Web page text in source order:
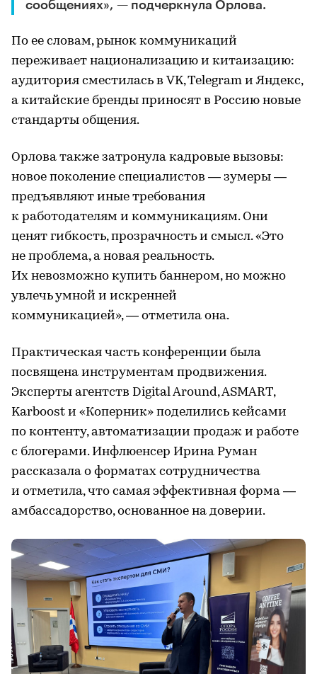
сообщениях», — подчеркнула Орлова.
По ее словам, рынок коммуникаций
переживает национализацию и китаизацию:
аудитория сместилась в VK, Telegram и Яндекс,
а китайские бренды приносят в Россию новые
стандарты общения.
Орлова также затронула кадровые вызовы:
новое поколение специалистов — зумеры —
предъявляют иные требования
к работодателям и коммуникациям. Они
ценят гибкость, прозрачность и смысл. «Это
не проблема, а новая реальность.
Их невозможно купить баннером, но можно
увлечь умной и искренней
коммуникацией», — отметила она.
Практическая часть конференции была
посвящена инструментам продвижения.
Эксперты агентств Digital Around, ASMART,
Karboost и «Коперник» поделились кейсами
по контенту, автоматизации продаж и работе
с блогерами. Инфлюенсер Ирина Руман
рассказала о форматах сотрудничества
и отметила, что самая эффективная форма —
амбассадорство, основанное на доверии.